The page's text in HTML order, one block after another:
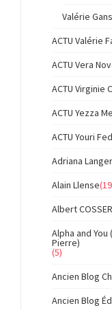
Valérie Gans
ACTU Valérie
ACTU Vera
ACTU Virginie
ACTU Yezza
ACTU Youri
Adriana Langer
Alain Llense
Albert
Alpha and
Pierre)
(5)
Ancien Blog
Ancien Blog